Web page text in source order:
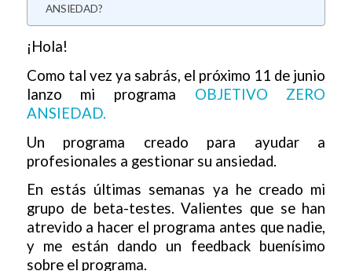
ANSIEDAD?
¡Hola!
Como tal vez ya sabrás, el próximo 11 de junio
lanzo mi programa OBJETIVO ZERO
ANSIEDAD.
Un programa creado para ayudar a
profesionales a gestionar su ansiedad.
En estás últimas semanas ya he creado mi
grupo de beta-testes. Valientes que se han
atrevido a hacer el programa antes que nadie,
y me están dando un feedback buenísimo
sobre el programa.